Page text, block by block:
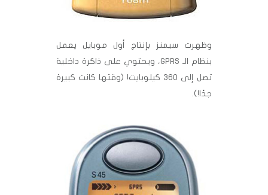
وظهرت سيمنز بإنتاج أول موبايل يعمل
بنظام الـ GPRS، ويحتوي على ذاكرة داخلية
تصل إلى 360 كيلوبايت! (وقتها كانت كبيرة
جدًا!).